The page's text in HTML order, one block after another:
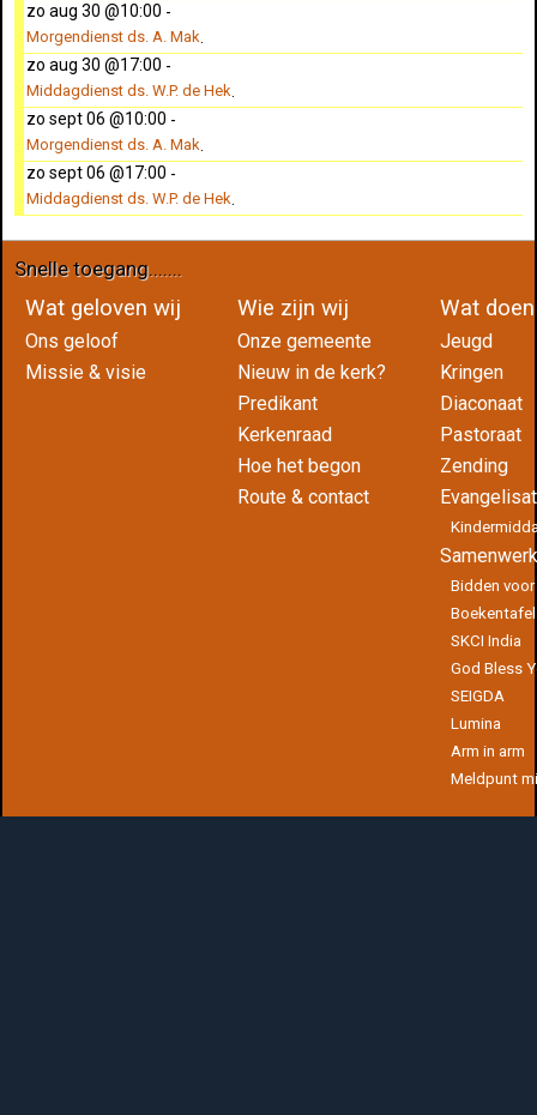
zo aug 30 @10:00 -
Morgendienst ds. A. Mak
zo aug 30 @17:00 -
Middagdienst ds. W.P. de Hek
zo sept 06 @10:00 -
Morgendienst ds. A. Mak
zo sept 06 @17:00 -
Middagdienst ds. W.P. de Hek
Snelle toegang.......
Wat geloven wij Wie zijn wij Wat
Ons geloof Onze gemeente
Jeugd
Missie & visie
Nieuw in de kerk?
Kringen
Predikant
Diaconaat
Kerkenraad
Pastoraat
Hoe het begon
Zending
Route & contact
Bidden
Boekentafel
SKCI India
God Bless
SEIGDA
Lumina
Arm in arm
Meldpunt